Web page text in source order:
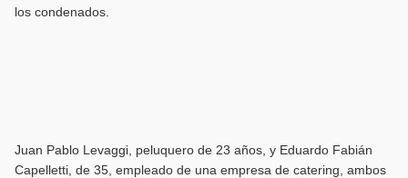
los condenados.
Juan Pablo Levaggi, peluquero de 23 años, y Eduardo Fabián
Capelletti, de 35, empleado de una empresa de catering, ambos